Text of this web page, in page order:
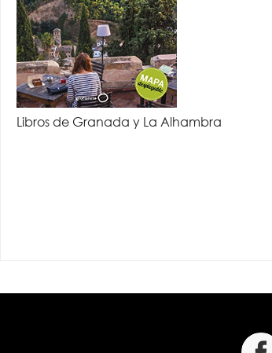
Libros de Granada y La Alhambra